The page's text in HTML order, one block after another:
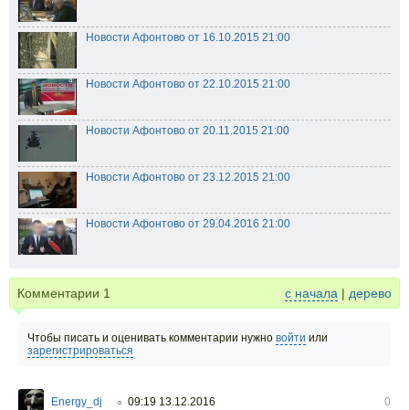
Новости Афонтово от 16.10.2015 21:00
Новости Афонтово от 22.10.2015 21:00
Новости Афонтово от 20.11.2015 21:00
Новости Афонтово от 23.12.2015 21:00
Новости Афонтово от 29.04.2016 21:00
Комментарии 1 с начала | дерево
Чтобы писать и оценивать комментарии нужно войти или
зарегистрироваться
Energy_dj ○ 09:19 13.12.2016
0